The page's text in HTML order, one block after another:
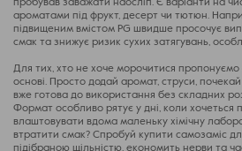
пробував заважати наосліп. Є варіанти на
ароматами під фрукт, десерт чи тютюн.
підвищеним вмістом PG швидше просочує
смак та знижує ризик сухих затягувань,
Для тих, хто не хоче морочитися пропонуємо
основі. Просто додай аромат, струси, почекай
вже готова до використання без складних
Формат особливо рятує у дні, коли хочеться
влаштовувати вдома маленьку хімічну
втратити смак? Спробуй купити самозаміс
підібраною щільністю, економить нерви та